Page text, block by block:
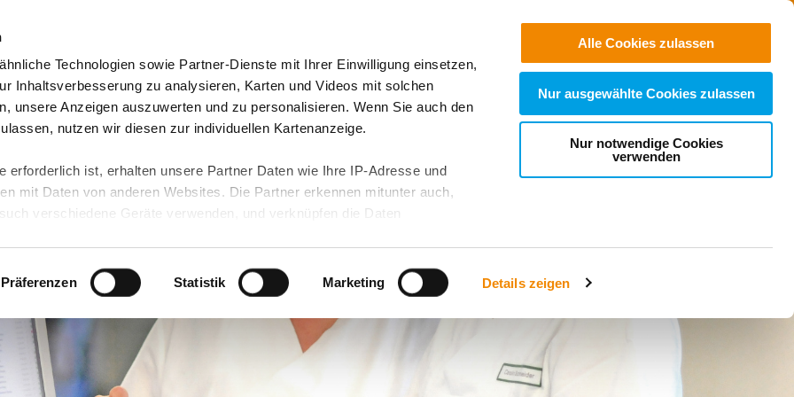
Technologien sowie Partner-Dienste mit Ihrer Einwilligung einsetzen,
Inhaltsverbesserung zu analysieren, Karten und Videos mit solchen
unsere Anzeigen auszuwerten und zu personalisieren. Wenn Sie auch den
nutzen wir diesen zur individuellen Kartenanzeige.
erforderlich ist, erhalten unsere Partner Daten wie Ihre IP-Adresse und
mit Daten von anderen Websites. Die Partner erkennen mitunter auch,
verschiedene Geräte verwenden, und verknüpfen die Daten
Daten führen kann.
unserenDatenschutzhinweisenund in unsererCookie-Übersicht. Wenn
Funktionen für diese Zwecke aktiviert sind, müssen Sie alle Cookie-
mittels nachfolgender Buttons über Ihre Einwilligung für diese
erteilte Einwilligung stets für die Zukunft widerrufen. Bitte beachten Sie:
Präferenzen Statistik Marketing Details zeigen
Alle Cookies zulassen
Nur ausgewählte Cookies zulassen
Nur notwendige Cookies
verwenden
Suchen
& Angebote Presse & Themen Jobs & Karriere Spenden
Jobs